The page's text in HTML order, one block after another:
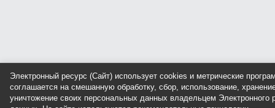
Электронный ресурс (Сайт) использует cookies и метрические
соглашается на смешанную обработку, сбор, использование,
уничтожение своих персональных данных владельцем Электронного